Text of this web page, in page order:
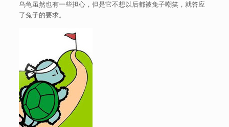
乌龟虽然也有一些担心，但是它不想以后都被兔子嘲笑，就答应
了兔子的要求。